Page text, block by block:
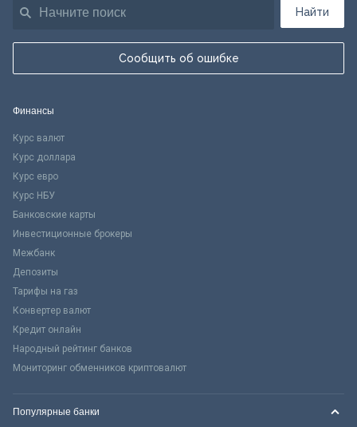
Найти
Сообщить об ошибке
Финансы
Курс валют
Курс доллара
Курс евро
Курс НБУ
Банковские карты
Инвестиционные брокеры
Межбанк
Депозиты
Тарифы на газ
Конвертер валют
Кредит онлайн
Народный рейтинг банков
Мониторинг обменников криптовалют
Популярные банки